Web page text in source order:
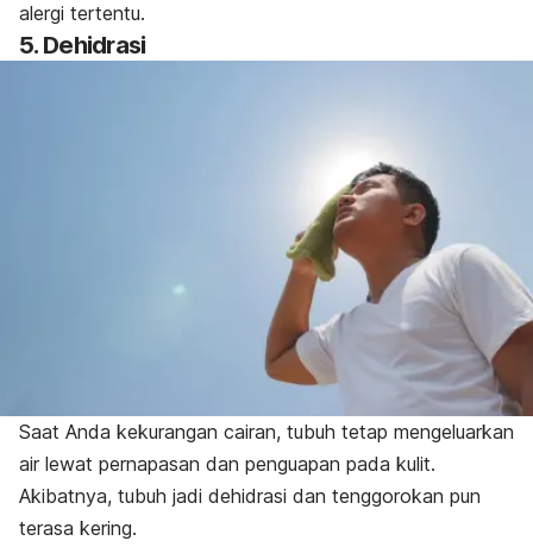
alergi tertentu.
5. Dehidrasi
Saat Anda kekurangan cairan, tubuh tetap mengeluarkan
air lewat pernapasan dan penguapan pada kulit.
Akibatnya, tubuh jadi dehidrasi dan tenggorokan pun
terasa kering.